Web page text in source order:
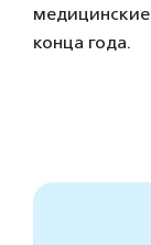
конца года.